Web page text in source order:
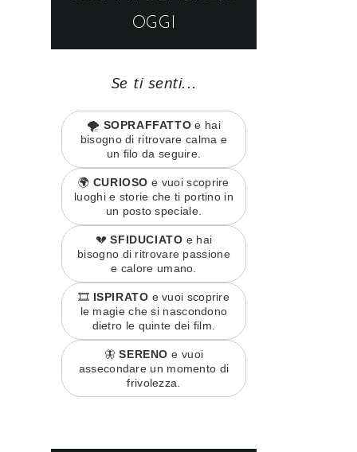
OGGI
Se ti senti...
🌪️ SOPRAFFATTO e hai
bisogno di ritrovare calma e
un filo da seguire.
🌍 CURIOSO e vuoi scoprire
luoghi e storie che ti portino in
un posto speciale.
💔SFIDUCIATO e hai
bisogno di ritrovare passione
e calore umano.
🎞️ ISPIRATO e vuoi scoprire
le magie che si nascondono
dietro le quinte dei film.
🦋SERENO e vuoi
assecondare un momento di
frivolezza.